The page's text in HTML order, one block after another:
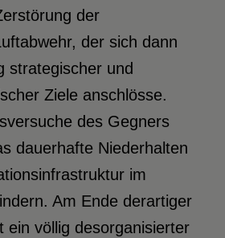
der
der sich dann
strategischer und
Ziele anschlösse.
des Gegners
dauerhafte Niederhalten
im
Am Ende derartiger
ein völlig desorganisierter